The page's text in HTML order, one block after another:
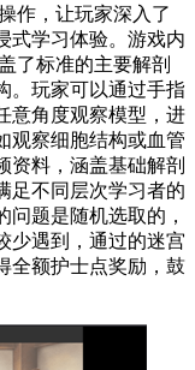
作，让玩家深入了
式学习体验。游戏内
了标准的主要解剖
。玩家可以通过手指
意角度观察模型，进
观察细胞结构或血管
资料，涵盖基础解剖
足不同层次学习者的
题是随机选取的，
少遇到，通过的迷宫
全额护士点奖励，鼓